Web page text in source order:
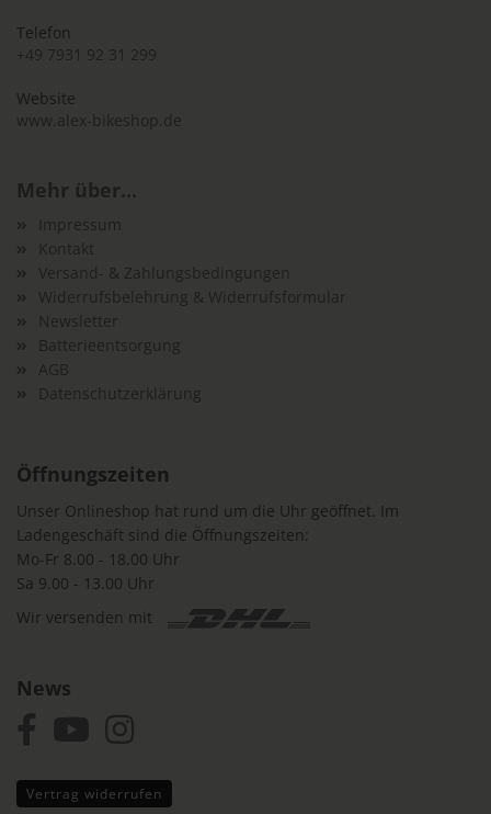
Telefon
+49 7931 92 31 299
Website
www.alex-bikeshop.de
Mehr über...
Impressum
Kontakt
Versand- & Zahlungsbedingungen
Widerrufsbelehrung & Widerrufsformular
Newsletter
Batterieentsorgung
AGB
Datenschutzerklärung
Öffnungszeiten
Unser Onlineshop hat rund um die Uhr geöffnet. Im
Ladengeschäft sind die Öffnungszeiten:
Mo-Fr 8.00 - 18.00 Uhr
Sa 9.00 - 13.00 Uhr
Wir versenden mit
News
Vertrag widerrufen